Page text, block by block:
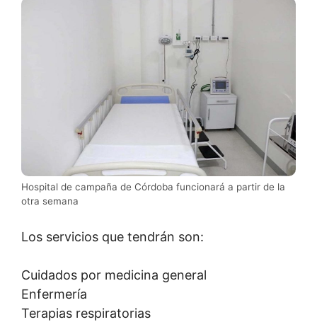
Hospital de campaña de Córdoba funcionará a partir de la
otra semana
Los servicios que tendrán son:
Cuidados por medicina general
Enfermería
Terapias respiratorias